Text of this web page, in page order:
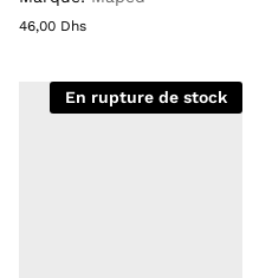
46,00 Dhs
En rupture de stock